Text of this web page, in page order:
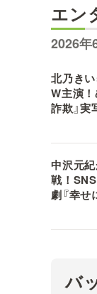
何
セツ
痛
エン
2026年
北乃きい
W主演
詐欺』実
中沢元
戦！
劇『幸せ
ドラマ
バ